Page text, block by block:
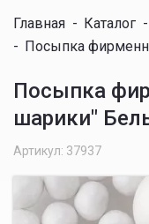
Главная - Каталог -
- Посыпка
Посыпка
шарики"
Артикул: 37937